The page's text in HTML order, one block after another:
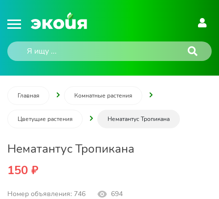
Главная Комнатные растения
Цветущие растения Нематантус Тропикана
Нематантус Тропикана
150 ₽
Номер объявления: 746 694